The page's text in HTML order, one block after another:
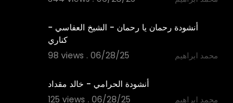
أنشودة رحمان يا رحمان - الشيخ العفاسي -
كناري
98 views . 06/28/25
محمد ابراهيم
أنشودة الحرامي - خالد مقداد
125 views . 06/28/25
محمد ابراهيم